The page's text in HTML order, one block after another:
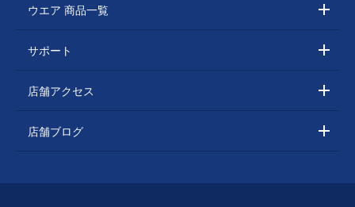
ウエア 商品一覧
サポート
店舗アクセス
店舗ブログ